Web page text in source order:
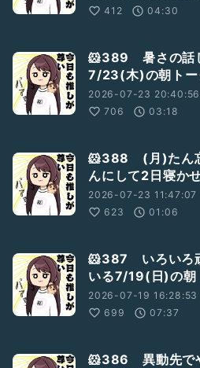
412
04:30
🐹389 暑さの話
7/23(木)の朝トー
2026-07-23 20:40:56
706
03:18
🐹388 (月)たん
んにして2日寝か
2026-07-23 11:47:07
623
01:06
🐹387 いろいろ
いる7/19(日)の朝
2026-07-19 16:28:53
699
07:37
🐹386 異動先で